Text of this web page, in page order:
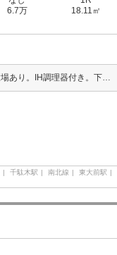
6.7万
18.11㎡
2路線3駅利用可能で都心へのアクセス良好。室内に洗濯機置場あり。IH調理器付き。下駄箱有り。エアコン付き。「エイブル学割」で仲介手数料家賃の0.55ヶ月分より10％ＯＦＦ。オール電化。クローゼット付。
千駄木駅 南北線 東大前駅